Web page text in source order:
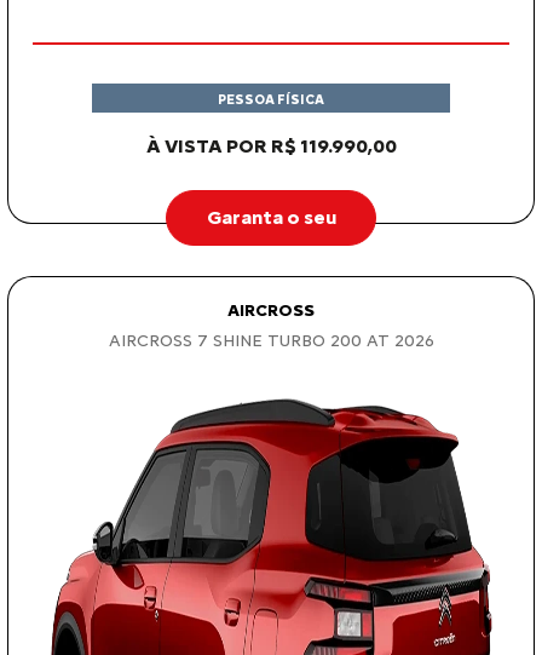
À VISTA POR R$ 119.990,00
PESSOA FÍSICA
Garanta o seu
AIRCROSS
AIRCROSS 7 SHINE TURBO 200 AT 2026